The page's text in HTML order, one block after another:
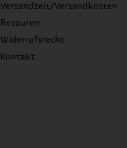
Versandzeit/Versandkosten
Retouren
Widerrufsrecht
Kontakt